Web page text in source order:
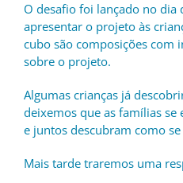
O desafio foi lançado no dia
apresentar o projeto às
cubo são composições com
sobre o projeto.
Algumas crianças já
deixemos que as famílias
e juntos descubram como
Mais tarde traremos uma